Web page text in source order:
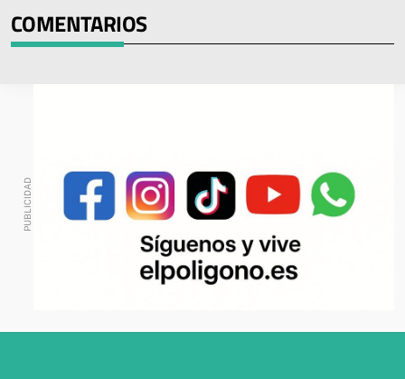
COMENTARIOS